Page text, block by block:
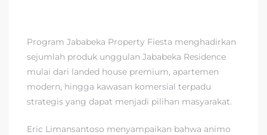
Program Jababeka Property Fiesta menghadirkan
sejumlah produk unggulan Jababeka Residence
mulai dari landed house premium, apartemen
modern, hingga kawasan komersial terpadu
strategis yang dapat menjadi pilihan masyarakat.
Eric Limansantoso menyampaikan bahwa animo